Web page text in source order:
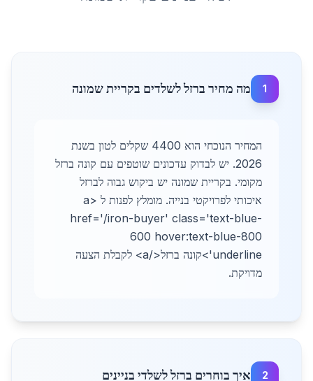
1 מה מחיר ברזל לשלדים בקריית שמונה
המחיר הנוכחי הוא 4400 שקלים לטון בשנת
2026. יש לבדוק עדכונים שוטפים עם קונה ברזל
מקומי. בקריית שמונה יש ביקוש גבוה לברזל
איכותי לפרויקטי בנייה. מומלץ לפנות ל <a
href='/iron-buyer' class='text-blue-
600 hover:text-blue-800
underline'>קונה ברזל</a> לקבלת הצעה
מדויקת.
2 איך בוחרים ברזל לשלדי בניינים